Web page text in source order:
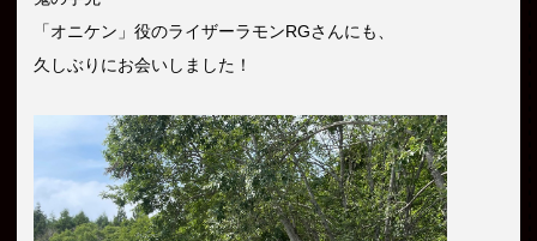
「オニケン」役のライザーラモンRGさんにも、
久しぶりにお会いしました！